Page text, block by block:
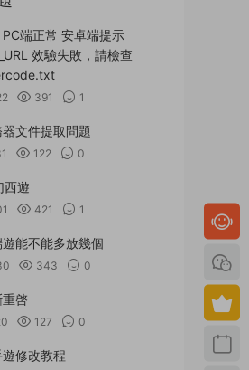
端正常 安卓端提示
效驗失敗，請檢查
391 1
文件提取問題
122 0
西遊
421 1
能不能多放幾個
343 0
啓
127 0
修改教程